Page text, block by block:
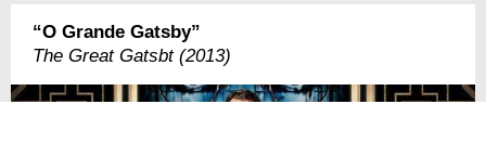
“O Grande Gatsby”
The Great Gatsbt (2013)